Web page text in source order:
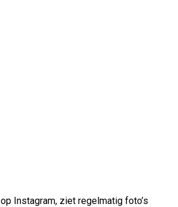
Instagram, ziet regelmatig foto’s